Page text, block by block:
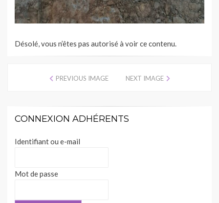
Désolé, vous n’êtes pas autorisé à voir ce contenu.
PREVIOUS IMAGE NEXT IMAGE
CONNEXION ADHÉRENTS
Identifiant ou e-mail
Mot de passe